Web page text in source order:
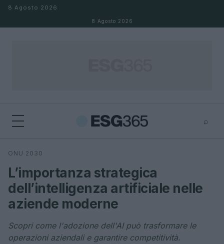
Salta al contenuto
8 Agosto 2026
8 Agosto 2026
⌕
Cerca
ONU 2030
L’importanza strategica
dell’intelligenza artificiale nelle
aziende moderne
Scopri come l'adozione dell'AI può trasformare le
operazioni aziendali e garantire competitività.